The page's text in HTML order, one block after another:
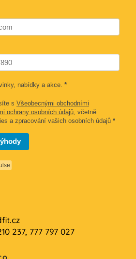
nabídky a akce. *
s Všeobecnými obchodními
ochrany osobních údajů, včetně
a zpracování vašich osobních údajů *
237, 777 797 027